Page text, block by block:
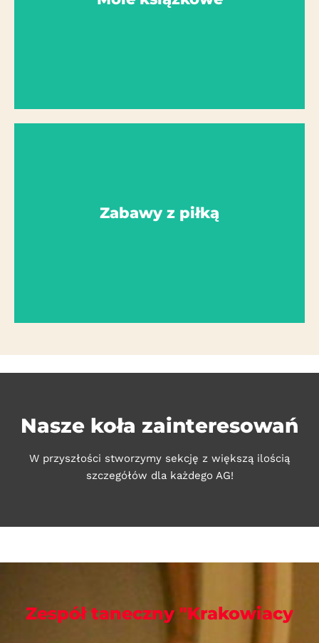
Zabawy z piłką
Nasze koła zainteresowań
W przyszłości stworzymy sekcję z większą ilością
szczegółów dla każdego AG!
Zespół taneczny "Krakowiacy